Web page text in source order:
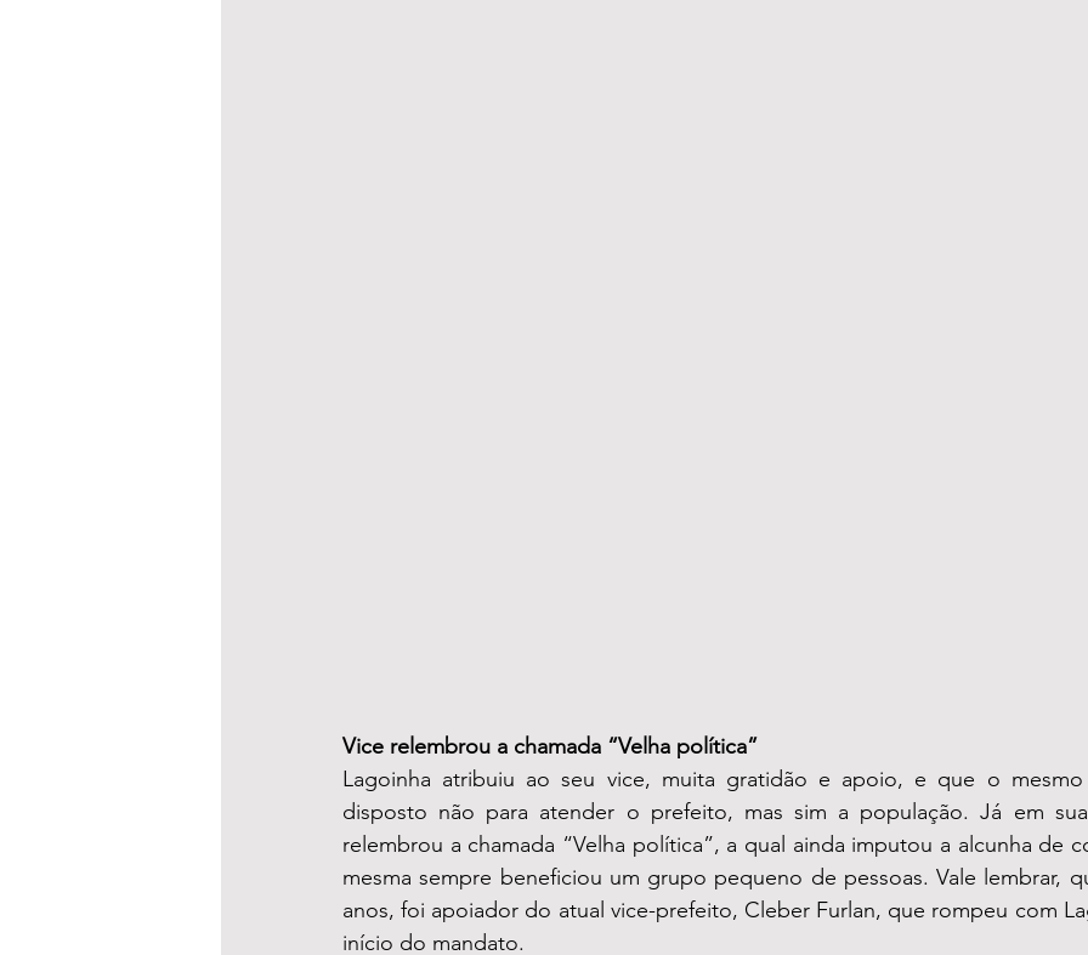
Vice relembrou a chamada “Velha política”
Lagoinha atribuiu ao seu vice, muita gratidão e apoio, e que o mesmo
disposto não para atender o prefeito, mas sim a população. Já em
relembrou a chamada “Velha política”, a qual ainda imputou a alcunha de
mesma sempre beneficiou um grupo pequeno de pessoas. Vale lembrar,
anos, foi apoiador do atual vice-prefeito, Cleber Furlan, que rompeu com
início do mandato.